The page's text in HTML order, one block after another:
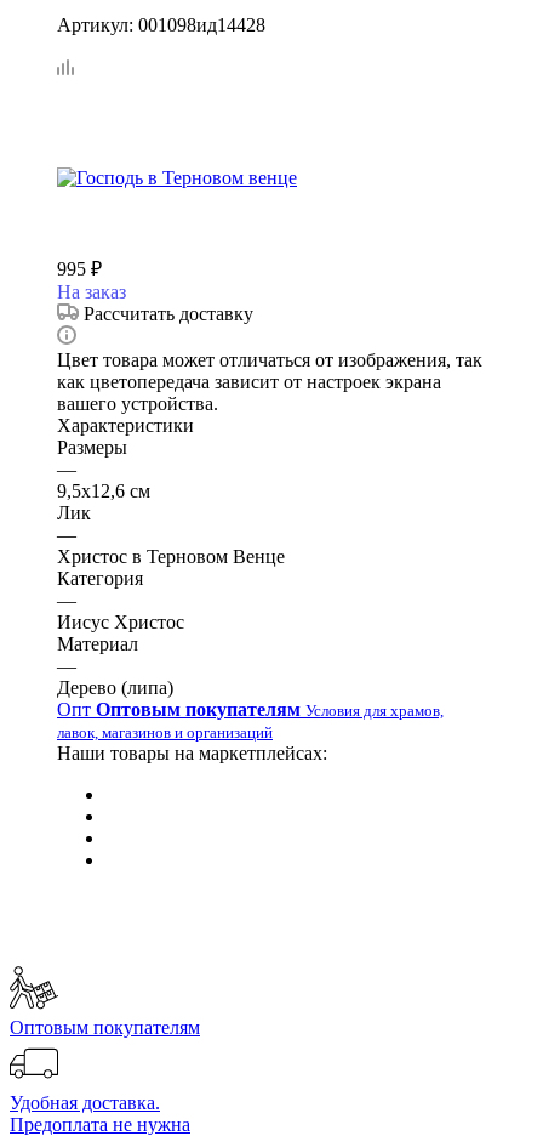
Артикул: 001098ид14428
995 ₽
На заказ
Рассчитать доставку
Цвет товара может отличаться от изображения, так
как цветопередача зависит от настроек экрана
вашего устройства.
Характеристики
Размеры
—
9,5х12,6 см
Лик
—
Христос в Терновом Венце
Категория
—
Иисус Христос
Материал
—
Дерево (липа)
Опт Оптовым покупателям Условия для храмов,
лавок, магазинов и организаций
Наши товары на маркетплейсах:
Оптовым покупателям
Удобная доставка.
Предоплата не нужна